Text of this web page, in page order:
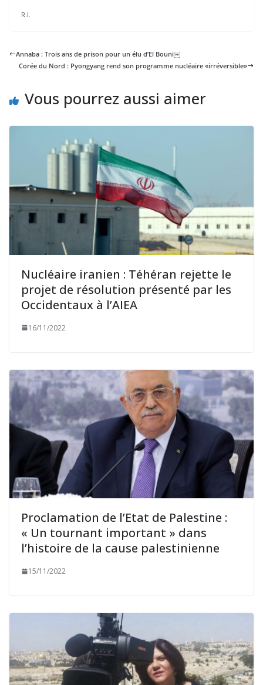
R.I.
Annaba : Trois ans de prison pour un élu d’El Bouni￼
Corée du Nord : Pyongyang rend son programme nucléaire «irréversible»
Vous pourrez aussi aimer
Nucléaire iranien : Téhéran rejette le
projet de résolution présenté par les
Occidentaux à l’AIEA
16/11/2022
Proclamation de l’Etat de Palestine :
« Un tournant important » dans
l’histoire de la cause palestinienne
15/11/2022